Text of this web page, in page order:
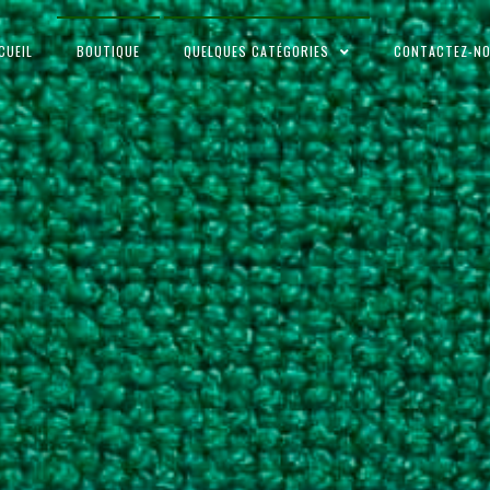
BOUTIQUE QUELQUES CATÉGORIES CONTACTEZ-